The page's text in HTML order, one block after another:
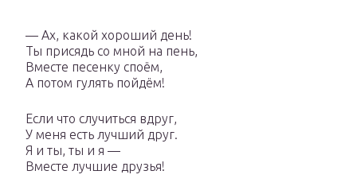
— Ах, какой хороший день!
Ты присядь со мной на пень,
Вместе песенку споём,
А потом гулять пойдём!
Если что случиться вдруг,
У меня есть лучший друг.
Я и ты, ты и я —
Вместе лучшие друзья!